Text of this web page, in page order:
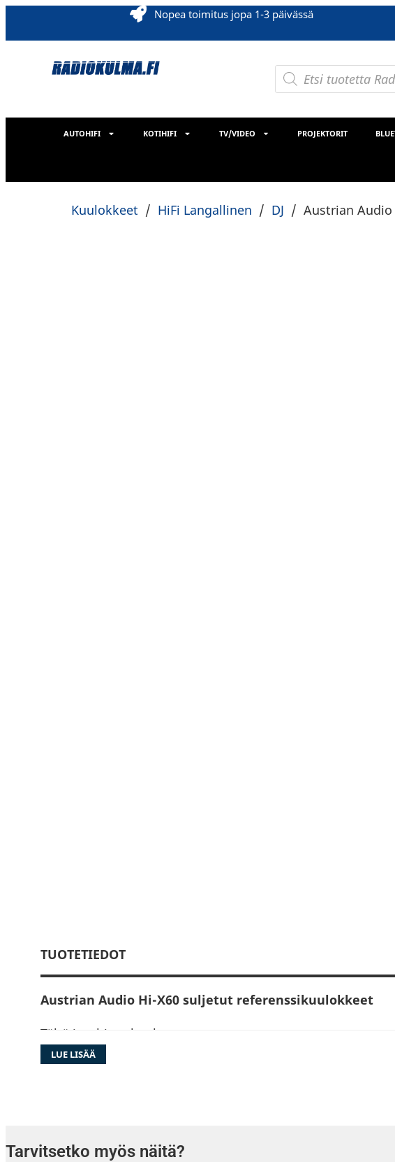
Nopea toimitus jopa 1-3 päivässä
AUTOHIFI KOTIHIFI TV/VIDEO PROJEKTORIT
Kuulokkeet / HiFi Langallinen / DJ / Austrian
TUOTETIEDOT
Austrian Audio Hi-X60 suljetut referenssikuulokkeet
Tältä intohimo kuulostaa
Austrian Audio on laajentanut kiitettyä Hi-X6 -
ansiosta ne ovat erinomainen valinta äänekkäisiin
LUE LISÄÄ
Tarvitsetko myös näitä?